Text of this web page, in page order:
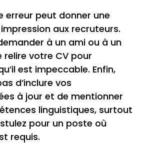
erreur peut donner une
aux recruteurs.
à un ami ou à un
relire votre CV pour
est impeccable. Enfin,
d’inclure vos
à jour et de mentionner
linguistiques, surtout
pour un poste où
requis.